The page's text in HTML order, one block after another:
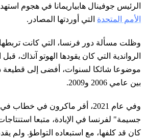
الرئيس جوفينال هابياريمانا في هجوم
الأمم المتحدة التي أوردتها المصادر.
وظلت مسألة دور فرنسا، التي كانت
الرواندية التي كان يقودها الهوتو آنذاك، قبل
موضوعا شائكا لسنوات، أفضى إلى قطيعة
بين عامي 2006 و2009.
وفي عام 2021، أقر ماكرون في
جسيمة" لفرنسا في الإبادة، متبعا
كان قد كلفها، مع استبعاده التواطؤ. ولم